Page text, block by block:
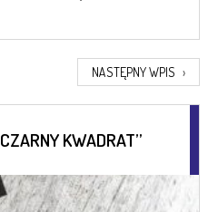
NASTĘPNY WPIS ›
KWADRAT”